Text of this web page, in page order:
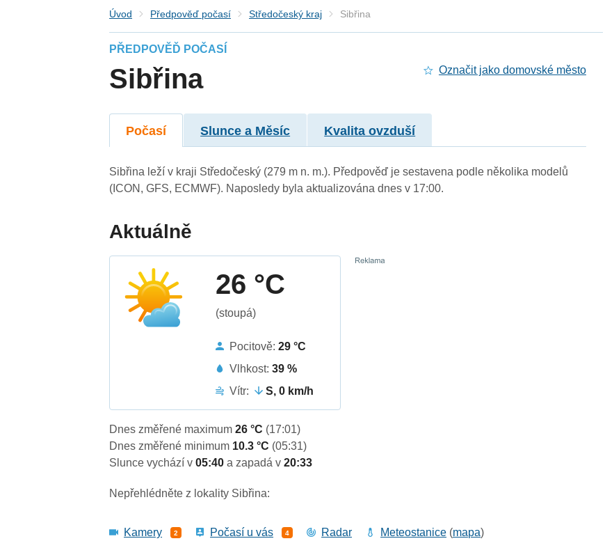
Úvod Předpověď počasí Středočeský kraj Sibřina
PŘEDPOVĚĎ POČASÍ
Sibřina Označit jako domovské město
Počasí Slunce a Měsíc Kvalita ovzduší
Sibřina leží v kraji Středočeský (279 m n. m.). Předpověď je sestavena podle několika modelů
(ICON, GFS, ECMWF). Naposledy byla aktualizována dnes v 17:00.
Aktuálně
26 °C
(stoupá)
Pocitově:29 °C
Vlhkost:39 %
Vítr:
S, 0 km/h
Dnes změřené maximum26 °C (17:01)
Dnes změřené minimum 10.3 °C (05:31)
Slunce vychází v05:40a zapadá v20:33
Nepřehlédněte z lokality Sibřina:
Kamery 2 Počasí u vás 4 Radar Meteostanice (mapa)